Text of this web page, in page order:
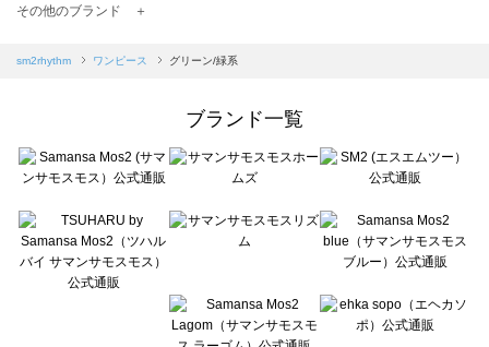
TSUHARU by Samansa Mos2（ツハルバイサマンサモスモス）のワンピース一覧
Samansa Mos2 blue（サマンサモスモス ブルー）のワンピース一覧
sō4ū（ソウフォーユー）のワンピース一覧
Te chichi（テチチ）のワンピース一覧
Te chichi CLASSIC（テチチ クラシック）のワンピース一覧
Lugnoncure（ルノンキュール）のワンピース一覧
BETTY'S BLUE（べティーズブルー）のワンピース一覧
Wpc.（ワールドパーティー）のワンピース一覧
その他のブランド ＋
sm2rhythm ワンピース グリーン/緑系
ブランド一覧